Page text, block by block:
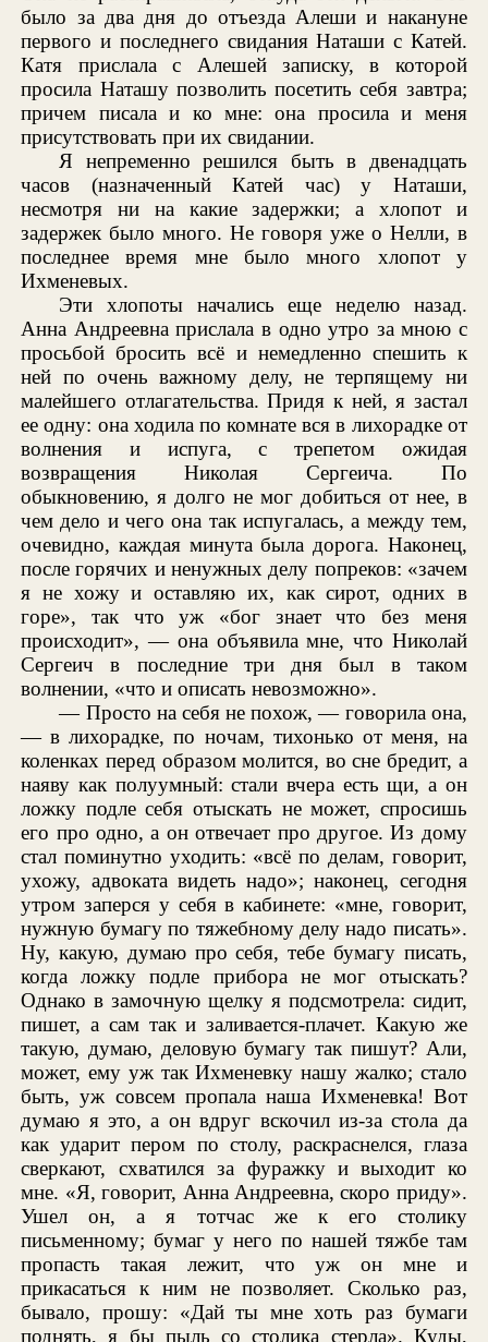
было за два дня до отъезда Алеши и накануне
первого и последнего свидания Наташи с Катей.
Катя прислала с Алешей записку, в которой
просила Наташу позволить посетить себя завтра;
причем писала и ко мне: она просила и меня
присутствовать при их свидании.
Я непременно решился быть в двенадцать
часов (назначенный Катей час) у Наташи,
несмотря ни на какие задержки; а хлопот и
задержек было много. Не говоря уже о Нелли, в
последнее время мне было много хлопот у
Ихменевых.
Эти хлопоты начались еще неделю назад.
Анна Андреевна прислала в одно утро за мною с
просьбой бросить всё и немедленно спешить к
ней по очень важному делу, не терпящему ни
малейшего отлагательства. Придя к ней, я застал
ее одну: она ходила по комнате вся в лихорадке от
волнения и испуга, с трепетом ожидая
возвращения Николая Сергеича. По
обыкновению, я долго не мог добиться от нее, в
чем дело и чего она так испугалась, а между тем,
очевидно, каждая минута была дорога. Наконец,
после горячих и ненужных делу попреков: «зачем
я не хожу и оставляю их, как сирот, одних в
горе», так что уж «бог знает что без меня
происходит», — она объявила мне, что Николай
Сергеич в последние три дня был в таком
волнении, «что и описать невозможно».
— Просто на себя не похож, — говорила она,
— в лихорадке, по ночам, тихонько от меня, на
коленках перед образом молится, во сне бредит, а
наяву как полуумный: стали вчера есть щи, а он
ложку подле себя отыскать не может, спросишь
его про одно, а он отвечает про другое. Из дому
стал поминутно уходить: «всё по делам, говорит,
ухожу, адвоката видеть надо»; наконец, сегодня
утром заперся у себя в кабинете: «мне, говорит,
нужную бумагу по тяжебному делу надо писать».
Ну, какую, думаю про себя, тебе бумагу писать,
когда ложку подле прибора не мог отыскать?
Однако в замочную щелку я подсмотрела: сидит,
пишет, а сам так и заливается-плачет. Какую же
такую, думаю, деловую бумагу так пишут? Али,
может, ему уж так Ихменевку нашу жалко; стало
быть, уж совсем пропала наша Ихменевка! Вот
думаю я это, а он вдруг вскочил из-за стола да
как ударит пером по столу, раскраснелся, глаза
сверкают, схватился за фуражку и выходит ко
мне. «Я, говорит, Анна Андреевна, скоро приду».
Ушел он, а я тотчас же к его столику
письменному; бумаг у него по нашей тяжбе там
пропасть такая лежит, что уж он мне и
прикасаться к ним не позволяет. Сколько раз,
бывало, прошу: «Дай ты мне хоть раз бумаги
поднять, я бы пыль со столика стерла». Куды,